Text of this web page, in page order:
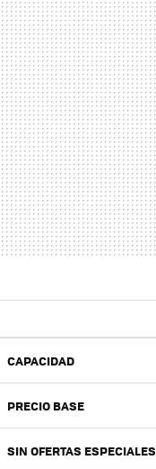
CAPACIDAD
PRECIO BASE
SIN OFERTAS ESPECIALES